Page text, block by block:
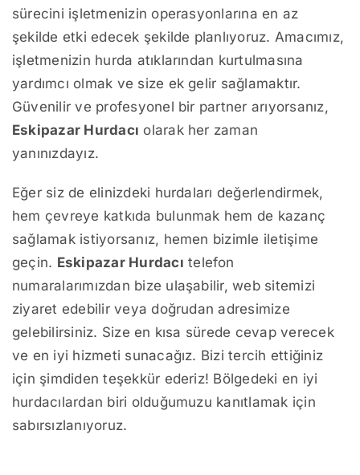
sürecini işletmenizin operasyonlarına en az
şekilde etki edecek şekilde planlıyoruz. Amacımız,
işletmenizin hurda atıklarından kurtulmasına
yardımcı olmak ve size ek gelir sağlamaktır.
Güvenilir ve profesyonel bir partner arıyorsanız,
Eskipazar Hurdacı olarak her zaman
yanınızdayız.
Eğer siz de elinizdeki hurdaları değerlendirmek,
hem çevreye katkıda bulunmak hem de kazanç
sağlamak istiyorsanız, hemen bizimle iletişime
geçin. Eskipazar Hurdacı telefon
numaralarımızdan bize ulaşabilir, web sitemizi
ziyaret edebilir veya doğrudan adresimize
gelebilirsiniz. Size en kısa sürede cevap verecek
ve en iyi hizmeti sunacağız. Bizi tercih ettiğiniz
için şimdiden teşekkür ederiz! Bölgedeki en iyi
hurdacılardan biri olduğumuzu kanıtlamak için
sabırsızlanıyoruz.